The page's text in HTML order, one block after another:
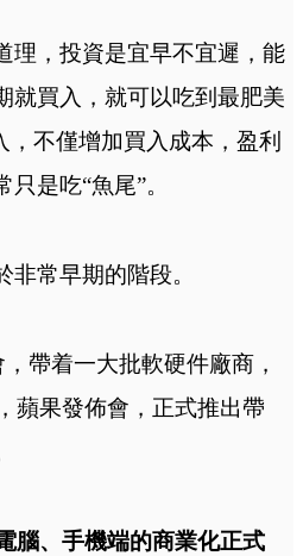
理，投資是宜早不宜遲，能
就買入，就可以吃到最肥美
，不僅增加買入成本，盈利
是吃“魚尾”。
常早期的階段。
帶着一大批軟硬件廠商，
蘋果發佈會，正式推出帶
腦、手機端的商業化正式